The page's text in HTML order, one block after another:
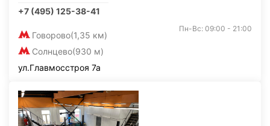
+7 (495) 125-38-41
Говорово(1,35 км)
Солнцево(930 м)
Пн-Вс: 09:00 - 21:00
ул.Главмосстроя 7а